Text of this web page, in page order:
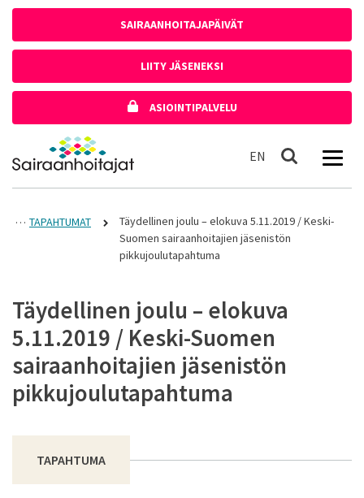
SAIRAANHOITAJAPÄIVÄT
LIITY JÄSENEKSI
ASIOINTIPALVELU
Etusivulle
EN In English
Haku
TAPAHTUMAT
Täydellinen joulu – elokuva 5.11.2019 / Keski-
Suomen sairaanhoitajien jäsenistön
pikkujoulutapahtuma
Täydellinen joulu – elokuva
5.11.2019 / Keski-Suomen
sairaanhoitajien jäsenistön
pikkujoulutapahtuma
TAPAHTUMA